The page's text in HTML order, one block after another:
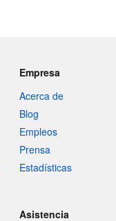
Empresa
Acerca de
Blog
Empleos
Prensa
Estadísticas
Asistencia